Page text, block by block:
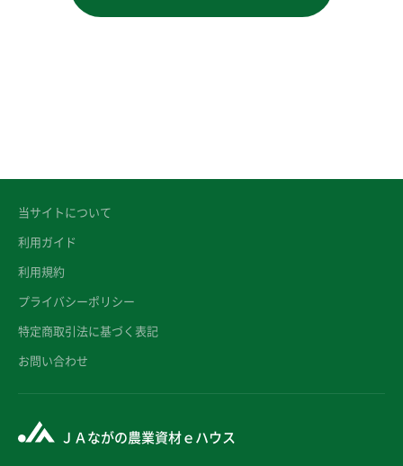
当サイトについて
利用ガイド
利用規約
プライバシーポリシー
特定商取引法に基づく表記
お問い合わせ
ＪＡながの農業資材ｅハウス